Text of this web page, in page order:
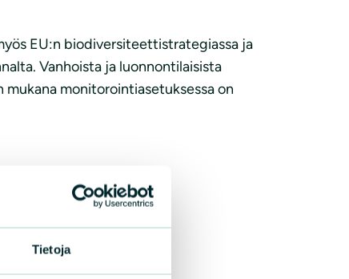
Tietoja
EU:n biodiversiteettistrategiassa ja
Vanhoista ja luonnontilaisista
monitorointiasetuksessa on